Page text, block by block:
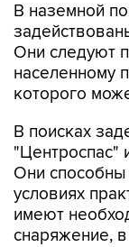
В наземной
Они следуют
населенному
которого
В поисках
"Центроспас"
Они
условиях
имеют
снаряжение,